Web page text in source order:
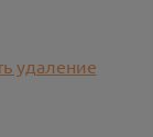
удаление